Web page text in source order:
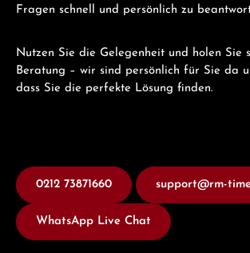
Fragen schnell und persönlich zu
Nutzen Sie die Gelegenheit und holen Sie
Beratung – wir sind persönlich für Sie da
dass Sie die perfekte Lösung finden.
0212 73871660 support@rm-
WhatsApp Live Chat